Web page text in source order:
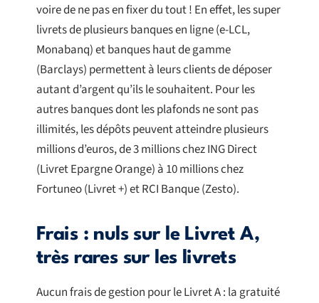
voire de ne pas en fixer du tout ! En effet, les super
livrets de plusieurs banques en ligne (e-LCL,
Monabanq) et banques haut de gamme
(Barclays) permettent à leurs clients de déposer
autant d’argent qu’ils le souhaitent. Pour les
autres banques dont les plafonds ne sont pas
illimités, les dépôts peuvent atteindre plusieurs
millions d’euros, de 3 millions chez ING Direct
(Livret Epargne Orange) à 10 millions chez
Fortuneo (Livret +) et RCI Banque (Zesto).
Frais : nuls sur le Livret A,
très rares sur les livrets
Aucun frais de gestion pour le Livret A : la gratuité